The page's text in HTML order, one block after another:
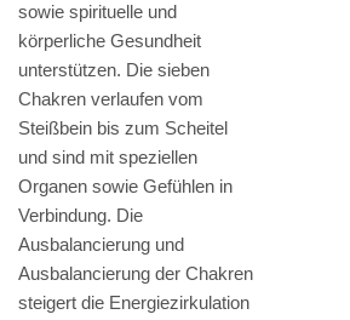
sowie spirituelle und
körperliche Gesundheit
unterstützen. Die sieben
Chakren verlaufen vom
Steißbein bis zum Scheitel
und sind mit speziellen
Organen sowie Gefühlen in
Verbindung. Die
Ausbalancierung und
Ausbalancierung der Chakren
steigert die Energiezirkulation